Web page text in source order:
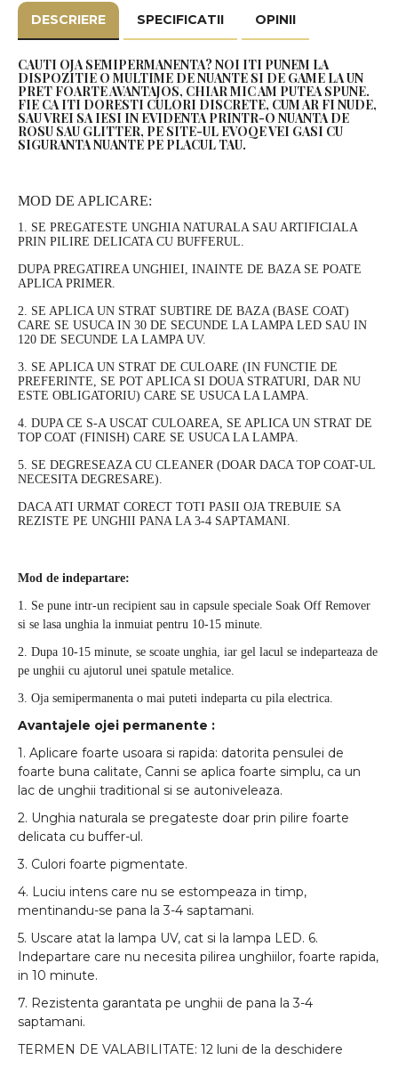
DESCRIERE SPECIFICATII OPINII
CAUTI OJA SEMIPERMANENTA? NOI ITI PUNEM LA
DISPOZITIE O MULTIME DE NUANTE SI DE GAME LA UN
PRET FOARTE AVANTAJOS, CHIAR MIC AM PUTEA SPUNE.
FIE CA ITI DORESTI CULORI DISCRETE, CUM AR FI NUDE,
SAU VREI SA IESI IN EVIDENTA PRINTR-O NUANTA DE
ROSU SAU GLITTER, PE SITE-UL EVOQE VEI GASI CU
SIGURANTA NUANTE PE PLACUL TAU.
MOD DE APLICARE:
1. SE PREGATESTE UNGHIA NATURALA SAU ARTIFICIALA
PRIN PILIRE DELICATA CU BUFFERUL.
DUPA PREGATIREA UNGHIEI, INAINTE DE BAZA SE POATE
APLICA PRIMER.
2. SE APLICA UN STRAT SUBTIRE DE BAZA (BASE COAT)
CARE SE USUCA IN 30 DE SECUNDE LA LAMPA LED SAU IN
120 DE SECUNDE LA LAMPA UV.
3. SE APLICA UN STRAT DE CULOARE (IN FUNCTIE DE
PREFERINTE, SE POT APLICA SI DOUA STRATURI, DAR NU
ESTE OBLIGATORIU) CARE SE USUCA LA LAMPA.
4. DUPA CE S-A USCAT CULOAREA, SE APLICA UN STRAT DE
TOP COAT (FINISH) CARE SE USUCA LA LAMPA.
5. SE DEGRESEAZA CU CLEANER (DOAR DACA TOP COAT-UL
NECESITA DEGRESARE).
DACA ATI URMAT CORECT TOTI PASII OJA TREBUIE SA
REZISTE PE UNGHII PANA LA 3-4 SAPTAMANI.
Mod de indepartare:
1. Se pune intr-un recipient sau in capsule speciale Soak Off Remover
si se lasa unghia la inmuiat pentru 10-15 minute.
2. Dupa 10-15 minute, se scoate unghia, iar gel lacul se indeparteaza de
pe unghii cu ajutorul unei spatule metalice.
3. Oja semipermanenta o mai puteti indeparta cu pila electrica.
Avantajele ojei permanente :
1. Aplicare foarte usoara si rapida: datorita pensulei de
foarte buna calitate, Canni se aplica foarte simplu, ca un
lac de unghii traditional si se autoniveleaza.
2. Unghia naturala se pregateste doar prin pilire foarte
delicata cu buffer-ul.
3. Culori foarte pigmentate.
4. Luciu intens care nu se estompeaza in timp,
mentinandu-se pana la 3-4 saptamani.
5. Uscare atat la lampa UV, cat si la lampa LED. 6.
Indepartare care nu necesita pilirea unghiilor, foarte rapida,
in 10 minute.
7. Rezistenta garantata pe unghii de pana la 3-4
saptamani.
TERMEN DE VALABILITATE: 12 luni de la deschidere